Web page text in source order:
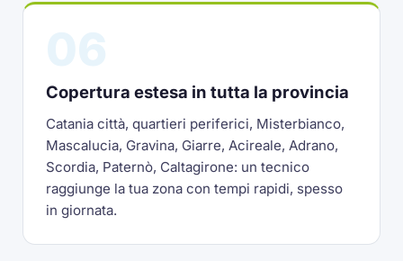
Copertura estesa in tutta la provincia
Catania città, quartieri periferici, Misterbianco,
Mascalucia, Gravina, Giarre, Acireale, Adrano,
Scordia, Paternò, Caltagirone: un tecnico
raggiunge la tua zona con tempi rapidi, spesso
in giornata.